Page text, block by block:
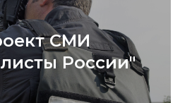
СМИ
России"